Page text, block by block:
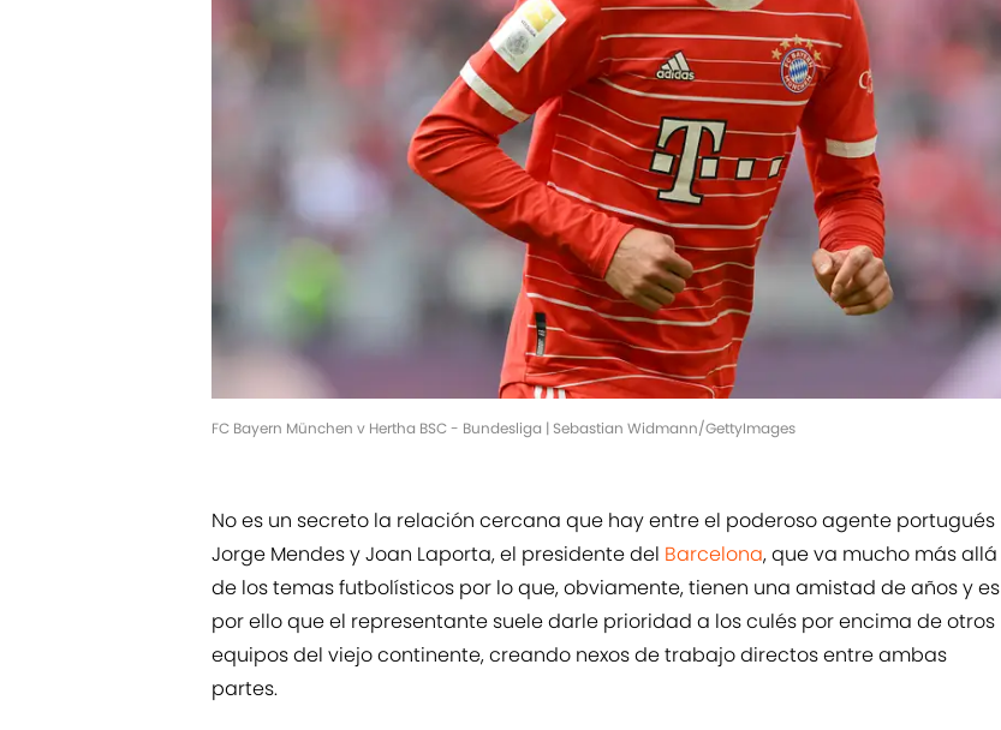
FC Bayern München v Hertha BSC - Bundesliga | Sebastian Widmann/GettyImages
No es un secreto la relación cercana que hay entre el poderoso agente portugués
Jorge Mendes y Joan Laporta, el presidente del Barcelona, que va mucho más allá
de los temas futbolísticos por lo que, obviamente, tienen una amistad de años y es
por ello que el representante suele darle prioridad a los culés por encima de otros
equipos del viejo continente, creando nexos de trabajo directos entre ambas
partes.